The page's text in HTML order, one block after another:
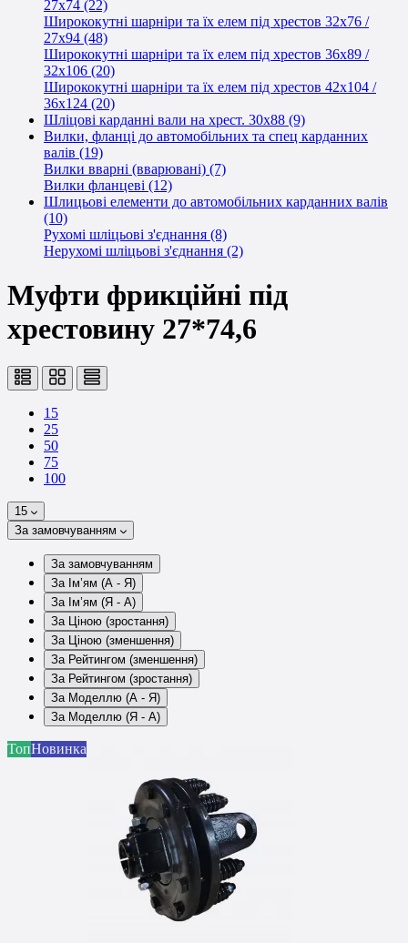
27x74 (22)
Ширококутні шарніри та їх елем під хрестов 32х76 /
27x94 (48)
Ширококутні шарніри та їх елем під хрестов 36х89 /
32x106 (20)
Ширококутні шарніри та їх елем під хрестов 42x104 /
36x124 (20)
Шліцові карданні вали на хрест. 30x88 (9)
Вилки, фланці до автомобільних та спец карданних
валів (19)
Вилки вварні (вварювані) (7)
Вилки фланцеві (12)
Шлицьові елементи до автомобільних карданних валів
(10)
Рухомі шліцьові з'єднання (8)
Нерухомі шліцьові з'єднання (2)
Муфти фрикційні під
хрестовину 27*74,6
15
25
50
75
100
15
За замовчуванням
За замовчуванням
За Ім’ям (A - Я)
За Ім’ям (Я - A)
За Ціною (зростання)
За Ціною (зменшення)
За Рейтингом (зменшення)
За Рейтингом (зростання)
За Моделлю (A - Я)
За Моделлю (Я - A)
ТопНовинка